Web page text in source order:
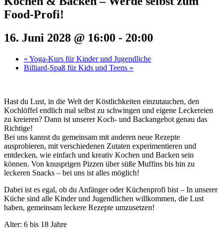
Food-Profi!
16. Juni 2028 @ 16:00 - 20:00
« Yoga-Kurs für Kinder und Jugendliche
Billiard-Spaß für Kids und Teens »
Hast du Lust, in die Welt der Köstlichkeiten einzutauchen, den
Kochlöffel endlich mal selbst zu schwingen und eigene Leckereien
zu kreieren? Dann ist unserer Koch- und Backangebot genau das
Richtige!
Bei uns kannst du gemeinsam mit anderen neue Rezepte
ausprobieren, mit verschiedenen Zutaten experimentieren und
entdecken, wie einfach und kreativ Kochen und Backen sein
können. Von knusprigen Pizzen über süße Muffins bis hin zu
leckeren Snacks – bei uns ist alles möglich!
Dabei ist es egal, ob du Anfänger oder Küchenprofi bist – In unserer
Küche sind alle Kinder und Jugendlichen willkommen, die Lust
haben, gemeinsam leckere Rezepte umzusetzen!
Alter: 6 bis 18 Jahre